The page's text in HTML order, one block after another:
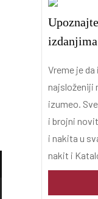
izdanjima
Vreme je
najsloženiji
izumeo.
i brojni
i nakita u
nakit i